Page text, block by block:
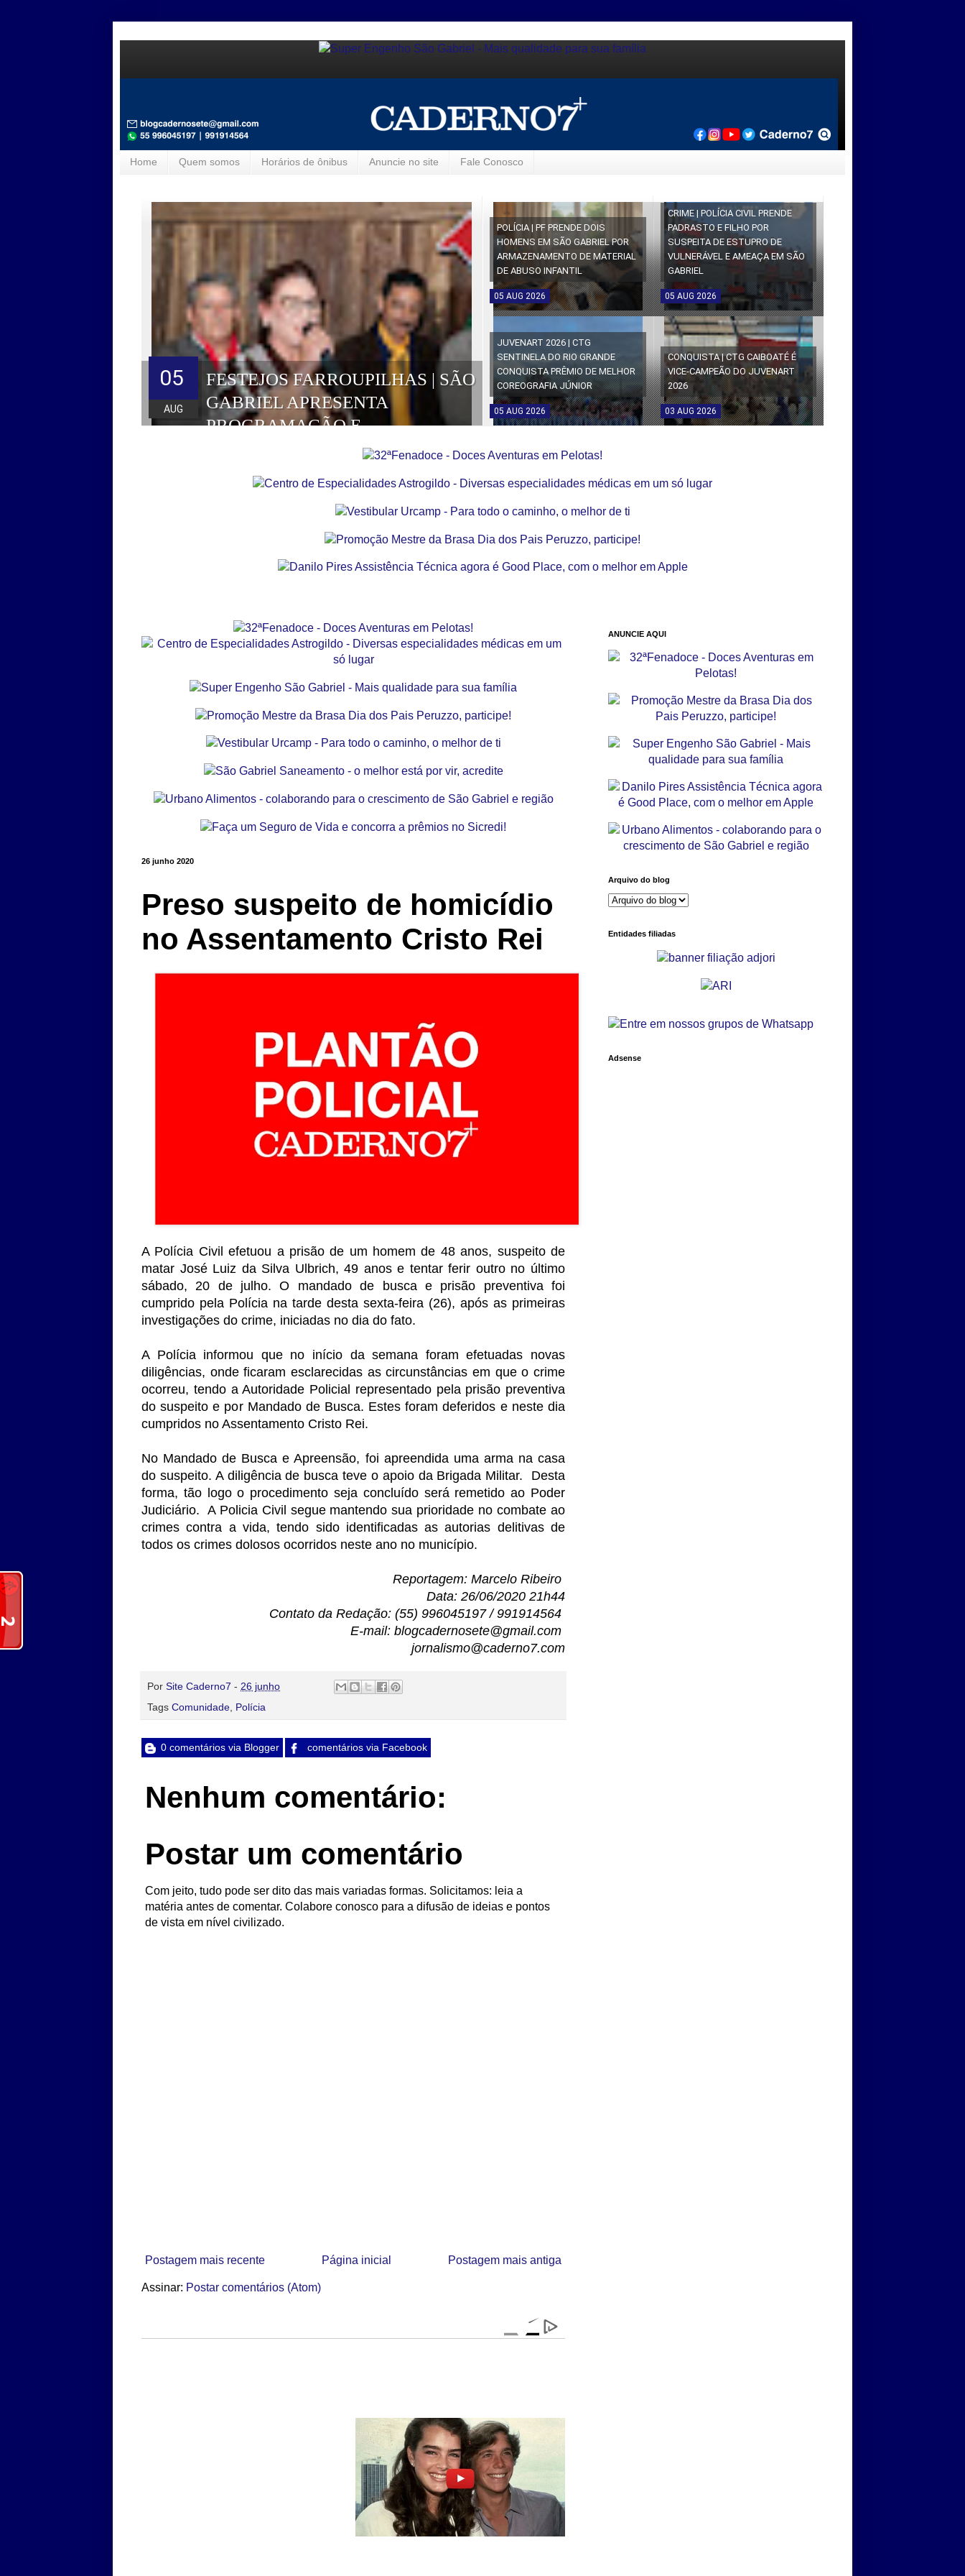
Home Quem somos Horários de ônibus Anuncie no site Fale Conosco
FESTEJOS FARROUPILHAS | SÃO
GABRIEL APRESENTA
PROGRAMAÇÃO E
HOMENAGEADOS DA EDIÇÃO
DE 2026
05
AUG
POLÍCIA | PF PRENDE DOIS
HOMENS EM SÃO GABRIEL POR
ARMAZENAMENTO DE MATERIAL
DE ABUSO INFANTIL
05 AUG 2026
CRIME | POLÍCIA CIVIL PRENDE
PADRASTO E FILHO POR
SUSPEITA DE ESTUPRO DE
VULNERÁVEL E AMEAÇA EM SÃO
GABRIEL
05 AUG 2026
JUVENART 2026 | CTG
SENTINELA DO RIO GRANDE
CONQUISTA PRÊMIO DE MELHOR
COREOGRAFIA JÚNIOR
05 AUG 2026
CONQUISTA | CTG CAIBOATÉ É
VICE-CAMPEÃO DO JUVENART
2026
03 AUG 2026
26 junho 2020
Preso suspeito de homicídio
no Assentamento Cristo Rei
A Polícia Civil efetuou a prisão de um homem de 48 anos, suspeito de
matar José Luiz da Silva Ulbrich, 49 anos e tentar ferir outro no último
sábado, 20 de julho. O mandado de busca e prisão preventiva foi
cumprido pela Polícia na tarde desta sexta-feira (26), após as primeiras
investigações do crime, iniciadas no dia do fato.
A Polícia informou que no início da semana foram efetuadas novas
diligências, onde ficaram esclarecidas as circunstâncias em que o crime
ocorreu, tendo a Autoridade Policial representado pela prisão preventiva
do suspeito e por Mandado de Busca. Estes foram deferidos e neste dia
cumpridos no Assentamento Cristo Rei.
No Mandado de Busca e Apreensão, foi apreendida uma arma na casa
do suspeito. A diligência de busca teve o apoio da Brigada Militar. Desta
forma, tão logo o procedimento seja concluído será remetido ao Poder
Judiciário. A Policia Civil segue mantendo sua prioridade no combate ao
crimes contra a vida, tendo sido identificadas as autorias delitivas de
todos os crimes dolosos ocorridos neste ano no município.
Reportagem: Marcelo Ribeiro
Data: 26/06/2020 21h44
Contato da Redação: (55) 996045197 / 991914564
E-mail: blogcadernosete@gmail.com
jornalismo@caderno7.com
Por Site Caderno7 - 26 junho
Tags Comunidade, Polícia
0 comentários via Blogger comentários via Facebook
Nenhum comentário:
Postar um comentário
Com jeito, tudo pode ser dito das mais variadas formas. Solicitamos: leia a
matéria antes de comentar. Colabore conosco para a difusão de ideias e pontos
de vista em nível civilizado.
Postagem mais recente Postagem mais antiga
Página inicial
Assinar: Postar comentários (Atom)
ANUNCIE AQUI
Arquivo do blog
Entidades filiadas
Adsense